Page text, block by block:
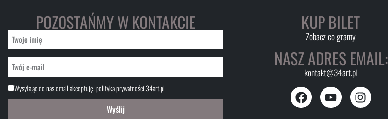
POZOSTAŃMY W KONTAKCIE
Wysyłając do nas email akceptuję:polityka prywatności 34art.pl
Wyślij
KUP BILET
Zobacz co gramy
NASZ ADRES EMAIL:
kontakt@34art.pl